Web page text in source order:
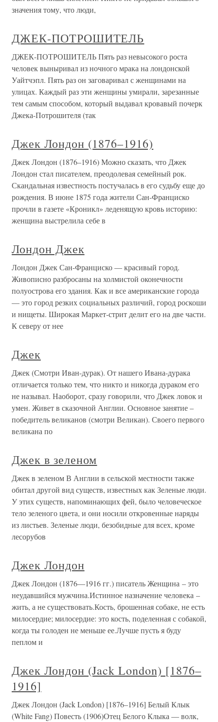
значения тому, что люди,
ДЖЕК-ПОТРОШИТЕЛЬ
ДЖЕК-ПОТРОШИТЕЛЬ Пять раз невысокого роста
человек выныривал из ночного мрака на лондонской
Уайтчэпл. Пять раз он заговаривал с женщинами на
улицах. Каждый раз эти женщины умирали, зарезанные
тем самым способом, который выдавал кровавый почерк
Джека-Потрошителя (так
Джек Лондон (1876–1916)
Джек Лондон (1876–1916) Можно сказать, что Джек
Лондон стал писателем, преодолевая семейный рок.
Скандальная известность постучалась в его судьбу еще до
рождения. В июне 1875 года жители Сан-Франциско
прочли в газете «Кроникл» леденящую кровь историю:
женщина выстрелила себе в
Лондон Джек
Лондон Джек Сан-Франциско — красивый город.
Живописно разбросаны на холмистой оконечности
полуострова его здания. Как и все американские города
— это город резких социальных различий, город роскоши
и нищеты. Широкая Маркет-стрит делит его на две части.
К северу от нее
Джек
Джек (Смотри Иван-дурак). От нашего Ивана-дурака
отличается только тем, что никто и никогда дураком его
не называл. Наоборот, сразу говорили, что Джек ловок и
умен. Живет в сказочной Англии. Основное занятие –
победитель великанов (смотри Великан). Своего первого
великана по
Джек в зеленом
Джек в зеленом В Англии в сельской местности также
обитал другой вид существ, известных как Зеленые люди.
У этих существ, напоминающих фей, было человеческое
тело зеленого цвета, и они носили откровенные наряды
из листьев. Зеленые люди, безобидные для всех, кроме
лесорубов
Джек Лондон
Джек Лондон (1876—1916 гг.) писатель Женщина – это
неудавшийся мужчина.Истинное назначение человека –
жить, а не существовать.Кость, брошенная собаке, не есть
милосердие; милосердие: это кость, поделенная с собакой,
когда ты голоден не меньше ее.Лучше пусть я буду
пеплом и
Джек Лондон (Jack London) [1876–
1916]
Джек Лондон (Jack London) [1876–1916] Белый Клык
(White Fang) Повесть (1906)Отец Белого Клыка — волк,